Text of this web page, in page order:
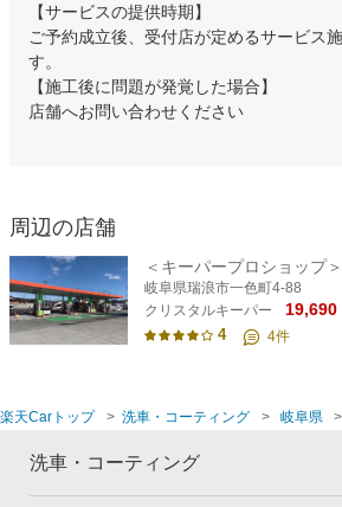
【サービスの提供時期】
ご予約成立後、受付店が定めるサービス
す。
【施工後に問題が発覚した場合】
店舗へお問い合わせください
周辺の店舗
＜キーパープロショップ
岐阜県瑞浪市一色町4-88
クリスタルキーパー
19,690
4 4件
楽天Carトップ 洗車・コーティング 岐阜県
洗車・コーティング